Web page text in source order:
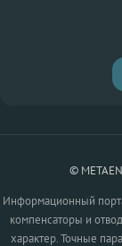
©
Информационный
компенсаторы и
характер. Точные